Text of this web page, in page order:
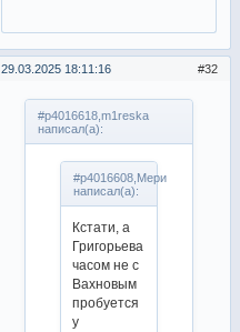
32
29.03.2025 18:11:16
#p4016618,m1reska
написал(а):
#p4016608,Мери
написал(а):
Кстати, а
Григорьева
часом не с
Вахновым
пробуется
у